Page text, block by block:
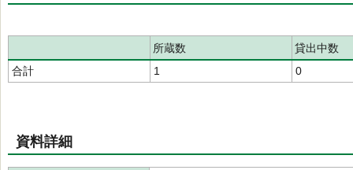
所蔵数
貸出中数
合計
1 0
資料詳細